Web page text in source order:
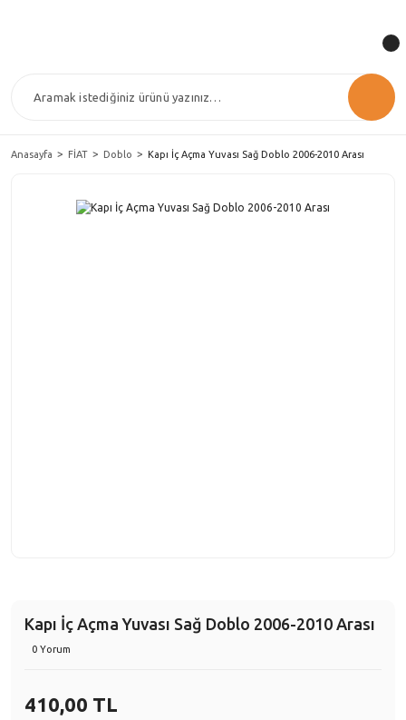
Anasayfa FİAT Doblo Kapı İç Açma Yuvası Sağ Doblo 2006-2010 Arası
Kapı İç Açma Yuvası Sağ Doblo 2006-2010 Arası
0 Yorum
410,00 TL